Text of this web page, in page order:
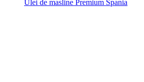
Ulei de masline Premium Spania